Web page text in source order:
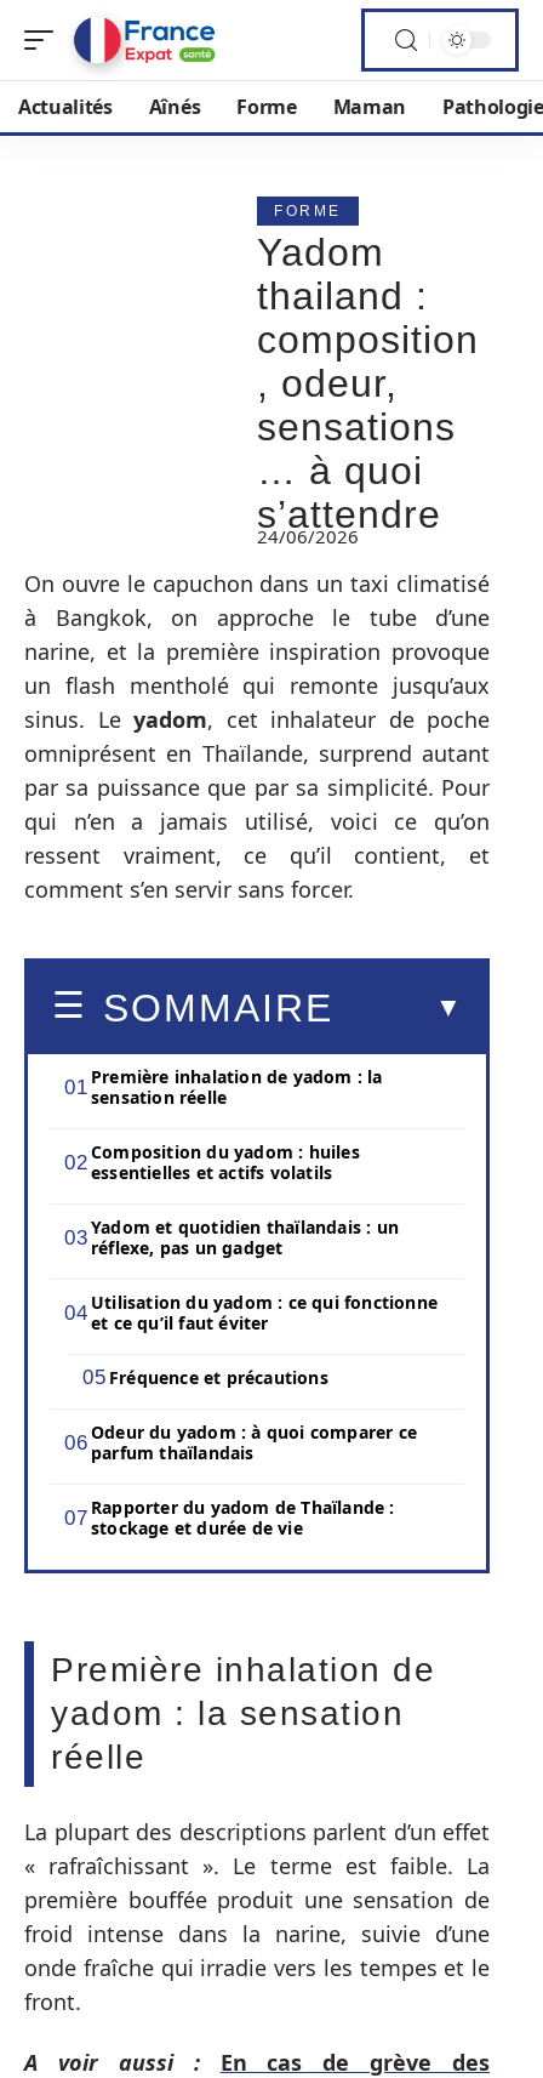
Actualités Aînés Forme Maman
FORME
Yadom
thailand :
composition
, odeur,
sensations
… à quoi
s’attendre
24/06/2026
On ouvre le capuchon dans un taxi climatisé
à Bangkok, on approche le tube d’une
narine, et la première inspiration provoque
un flash mentholé qui remonte jusqu’aux
sinus. Le yadom, cet inhalateur de poche
omniprésent en Thaïlande, surprend autant
par sa puissance que par sa simplicité. Pour
qui n’en a jamais utilisé, voici ce qu’on
ressent vraiment, ce qu’il contient, et
comment s’en servir sans forcer.
SOMMAIRE
Première inhalation de yadom : la
sensation réelle
Composition du yadom : huiles
essentielles et actifs volatils
Yadom et quotidien thaïlandais : un
réflexe, pas un gadget
Utilisation du yadom : ce qui fonctionne
et ce qu’il faut éviter
Fréquence et précautions
Odeur du yadom : à quoi comparer ce
parfum thaïlandais
Rapporter du yadom de Thaïlande :
stockage et durée de vie
Première inhalation de
yadom : la sensation
réelle
La plupart des descriptions parlent d’un effet
« rafraîchissant ». Le terme est faible. La
première bouffée produit une sensation de
froid intense dans la narine, suivie d’une
onde fraîche qui irradie vers les tempes et le
front.
A voir aussi :
En cas de grève des